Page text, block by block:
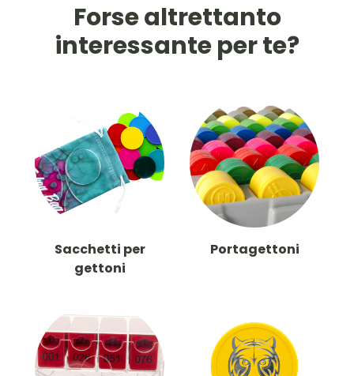
Forse altrettanto
interessante per te?
Sacchetti per
gettoni
Portagettoni